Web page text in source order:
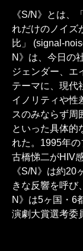
《S/N》とは、
れだけのノイズ
比」 (signal-
N》は、今日の
ジェンダー、エ
テーマに、現代
イノリティや性
スのみならず周
といった具体的
れた。1995年
古橋悌二がHIV
《S/N》は約20
きな反響を呼び
N》は5ヶ国・6
演劇大賞選考委